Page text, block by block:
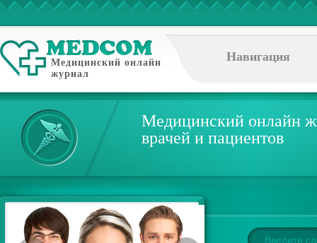
Медицинский онлайн
журнал
Навигация
Медицинский онлайн
врачей и пациентов